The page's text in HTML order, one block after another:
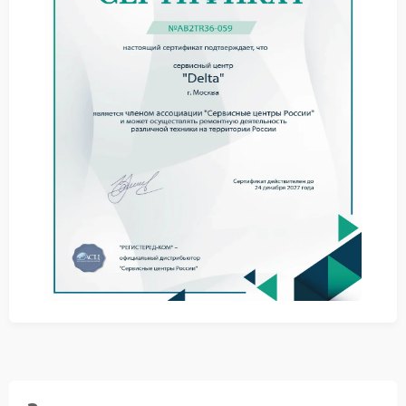
зонах корпуса.
Бесперебойник при повреждении проводки не
способен гарантировать надежную защиту
подключенного оборудования. Эксплуатация
устройства с такой неисправностью повышает риск
короткого замыкания и выхода из строя техники.
Что делать при подозрении на
повреждение проводки
Немедленно обесточьте ИБП Delta и отсоедините
Не пытайтесь вскрыть корпус или шевелить провода
внутри устройства.
Избегайте подключения ИБП к сети до выяснения
причины сбоев.
оценивают состояние всей кабельной разводки